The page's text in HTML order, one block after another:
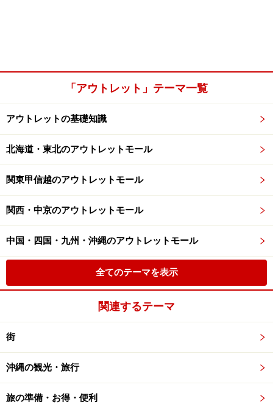
「アウトレット」テーマ一覧
アウトレットの基礎知識
北海道・東北のアウトレットモール
関東甲信越のアウトレットモール
関西・中京のアウトレットモール
中国・四国・九州・沖縄のアウトレットモール
全てのテーマを表示
関連するテーマ
街
沖縄の観光・旅行
旅の準備・お得・便利